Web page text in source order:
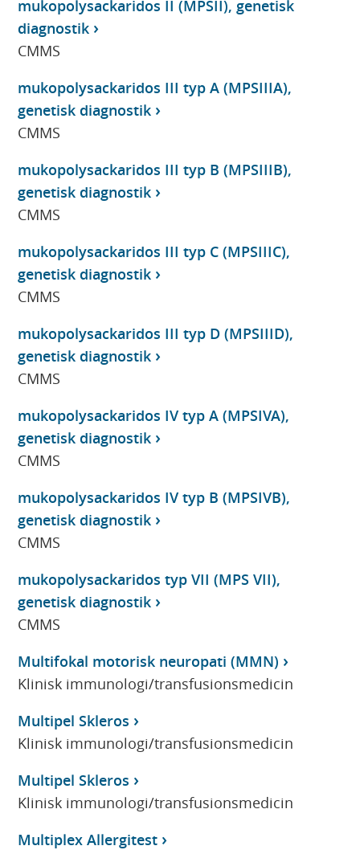
mukopolysackaridos II (MPSII), genetisk
diagnostik
CMMS
mukopolysackaridos III typ A (MPSIIIA),
genetisk diagnostik
CMMS
mukopolysackaridos III typ B (MPSIIIB),
genetisk diagnostik
CMMS
mukopolysackaridos III typ C (MPSIIIC),
genetisk diagnostik
CMMS
mukopolysackaridos III typ D (MPSIIID),
genetisk diagnostik
CMMS
mukopolysackaridos IV typ A (MPSIVA),
genetisk diagnostik
CMMS
mukopolysackaridos IV typ B (MPSIVB),
genetisk diagnostik
CMMS
mukopolysackaridos typ VII (MPS VII),
genetisk diagnostik
CMMS
Multifokal motorisk neuropati (MMN)
Klinisk immunologi/transfusionsmedicin
Multipel Skleros
Klinisk immunologi/transfusionsmedicin
Multipel Skleros
Klinisk immunologi/transfusionsmedicin
Multiplex Allergitest